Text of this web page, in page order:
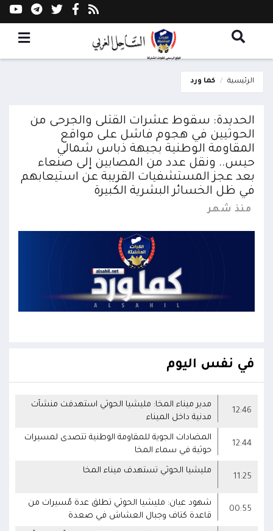
الرئيسية كما ورد
الحديدة: سقوط عشرات القتلى والجرحى من
الحوثيين في هجوم فاشل على مواقع
المقاومة الوطنية بجبهة ذباس شمالي
حيس.. ونقل عدد من المصابين إلى صنعاء
بعد عجز المستشفيات القريبة عن استيعابهم
في ظل الخسائر البشرية الكبيرة
منذ شهر
في نفس اليوم
12:46
مدير ميناء المخا: مليشيا الحوثي استهدفت منشآت
مدنية داخل الميناء
12:44
ال️مضادات الجوية للمقاومة الوطنية تتصدى لمسيرات
حوثية في سماء المخا
11:25
مليشيا الحوثي تستهدف ميناء المخا
00:55
شهود عيان: مليشيا الحوثي تطلق عدة مُسيرات من
قاعدة كتاف وجبال العشاش في صعدة